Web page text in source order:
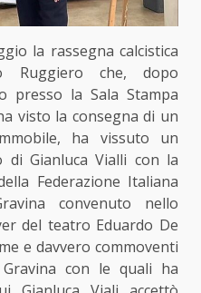
la rassegna calcistica
Ruggiero che, dopo
presso la Sala Stampa
visto la consegna di un
ha vissuto un
di Gianluca Vialli con la
Federazione Italiana
convenuto nello
del teatro Eduardo De
e davvero commoventi
con le quali ha